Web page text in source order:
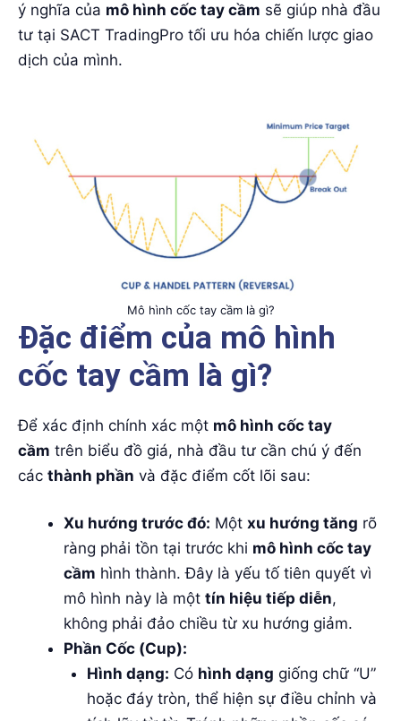
ý nghĩa của mô hình cốc tay cầm sẽ giúp nhà đầu
tư tại SACT TradingPro tối ưu hóa chiến lược giao
dịch của mình.
Mô hình cốc tay cầm là gì?
Đặc điểm của mô hình
cốc tay cầm là gì?
Để xác định chính xác một mô hình cốc tay
cầm trên biểu đồ giá, nhà đầu tư cần chú ý đến
các thành phần và đặc điểm cốt lõi sau:
Xu hướng trước đó: Một xu hướng tăng rõ
ràng phải tồn tại trước khi mô hình cốc tay
cầm hình thành. Đây là yếu tố tiên quyết vì
mô hình này là một tín hiệu tiếp diễn,
không phải đảo chiều từ xu hướng giảm.
Phần Cốc (Cup):
Hình dạng: Có hình dạng giống chữ “U”
hoặc đáy tròn, thể hiện sự điều chỉnh và